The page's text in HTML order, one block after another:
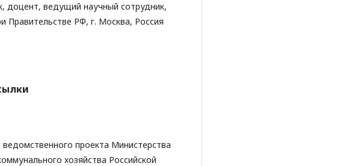
доцент, ведущий научный сотрудник,
Правительстве РФ, г. Москва, Россия
проекта Министерства
хозяйства Российской